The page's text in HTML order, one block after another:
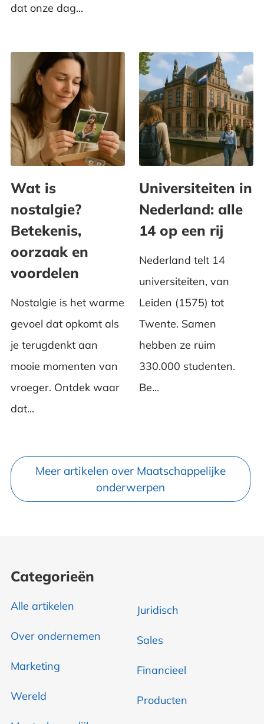
dat onze dag...
Wat is
nostalgie?
Betekenis,
oorzaak en
voordelen
Nostalgie is het warme
gevoel dat opkomt als
je terugdenkt aan
mooie momenten van
vroeger. Ontdek waar
dat...
Universiteiten in
Nederland: alle
14 op een rij
Nederland telt 14
universiteiten, van
Leiden (1575) tot
Twente. Samen
hebben ze ruim
330.000 studenten.
Be...
Meer artikelen over Maatschappelijke
onderwerpen
Categorieën
Alle artikelen
Over ondernemen
Marketing
Wereld
Juridisch
Sales
Financieel
Producten